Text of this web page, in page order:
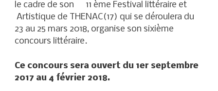
le cadre de son 11 ème Festival littéraire et
Artistique de THENAC(17) qui se déroulera du
23 au 25 mars 2018, organise son sixième
concours littéraire.
Ce concours sera ouvert du 1er septembre
2017 au 4 février 2018.